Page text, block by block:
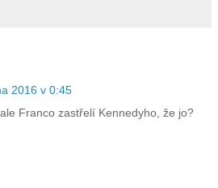
2016 v 0:45
Franco zastřelí Kennedyho, že jo?